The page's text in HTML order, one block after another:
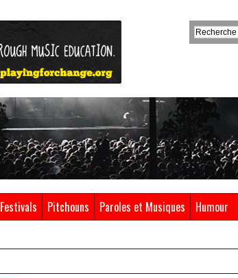
Festivals Pitchouns Paroles et Musiques Humour